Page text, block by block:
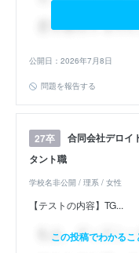
公開日：2026年7月8日
問題を報告する
27卒
合同会社デロイ
タント職
学校名非公開 / 理系 / 女性
【テストの内容】TG...
この投稿でわかるこ